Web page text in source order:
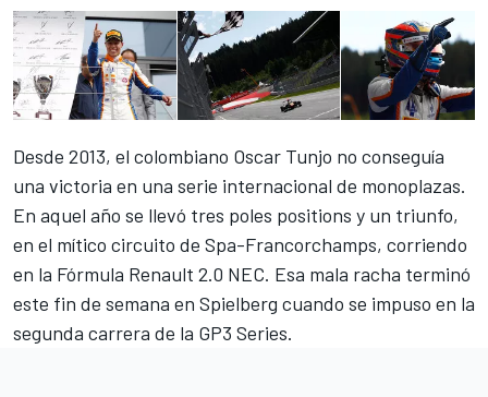
Desde 2013, el colombiano Oscar Tunjo no conseguía
una victoria en una serie internacional de monoplazas.
En aquel año se llevó tres poles positions y un triunfo,
en el mítico circuito de Spa-Francorchamps, corriendo
en la Fórmula Renault 2.0 NEC. Esa mala racha terminó
este fin de semana en Spielberg cuando se impuso en la
segunda carrera de la GP3 Series.